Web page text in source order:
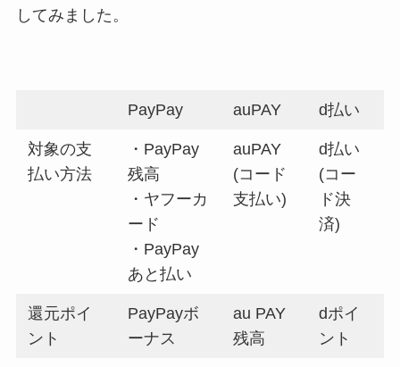
してみました。
PayPay auPAY d払い
対象の支
払い方法
・PayPay
残高
・ヤフーカ
ード
・PayPay
あと払い
auPAY
(コード
支払い)
d払い
(コー
ド決
済)
還元ポイ
ント
PayPayボ
ーナス
au PAY
残高
dポイ
ント